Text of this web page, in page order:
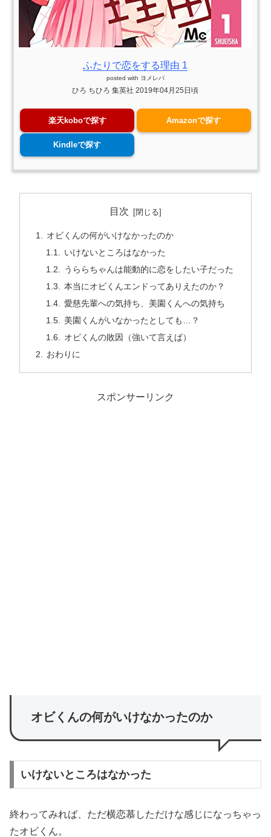
ふたりで恋をする理由 1
posted with ヨメレバ
ひろ ちひろ 集英社 2019年04月25日頃
楽天koboで探す Amazonで探す
Kindleで探す
目次
オビくんの何がいけなかったのか
いけないところはなかった
うららちゃんは能動的に恋をしたい子だった
本当にオビくんエンドってありえたのか？
愛慈先輩への気持ち、美園くんへの気持ち
美園くんがいなかったとしても…？
オビくんの敗因（強いて言えば）
おわりに
スポンサーリンク
オビくんの何がいけなかったのか
いけないところはなかった
終わってみれば、ただ横恋慕しただけな感じになっちゃっ
たオビくん。